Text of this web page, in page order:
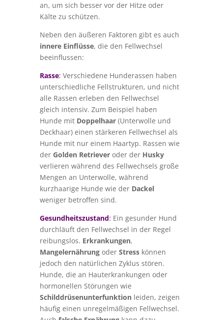
an, um sich besser vor der Hitze oder
Kälte zu schützen.
Neben den äußeren Faktoren gibt es auch
innere Einflüsse, die den Fellwechsel
beeinflussen:
Rasse: Verschiedene Hunderassen haben
unterschiedliche Fellstrukturen, und nicht
alle Rassen erleben den Fellwechsel
gleich intensiv. Zum Beispiel haben
Hunde mit Doppelhaar(Unterwolle und
Deckhaar) einen stärkeren Fellwechsel als
Hunde mit nur einem Haartyp. Rassen wie
der Golden Retrieveroder der Husky
verlieren während des Fellwechsels große
Mengen an Unterwolle, während
kurzhaarige Hunde wie der Dackel
weniger betroffen sind.
Gesundheitszustand: Ein gesunder Hund
durchläuft den Fellwechsel in der Regel
reibungslos. Erkrankungen,
Mangelernährungoder Stresskönnen
jedoch den natürlichen Zyklus stören.
Hunde, die an Hauterkrankungen oder
hormonellen Störungen wie
Schilddrüsenunterfunktionleiden, zeigen
häufig einen unregelmäßigen Fellwechsel.